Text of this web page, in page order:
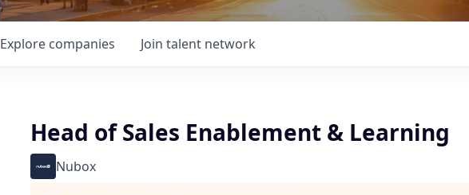
Explore companies Join talent network
Head of Sales Enablement & Learning
Nubox